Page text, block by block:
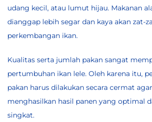
udang kecil, atau lumut hijau. Makanan
dianggap lebih segar dan kaya akan zat-
perkembangan ikan.
Kualitas serta jumlah pakan sangat
pertumbuhan ikan lele. Oleh karena itu,
pakan harus dilakukan secara cermat
menghasilkan hasil panen yang optimal
singkat.